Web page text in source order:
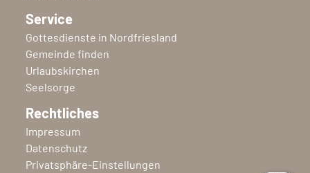
Service
Gottesdienste in Nordfriesland
Gemeinde finden
Urlaubskirchen
Seelsorge
Rechtliches
Impressum
Datenschutz
Privatsphäre-Einstellungen